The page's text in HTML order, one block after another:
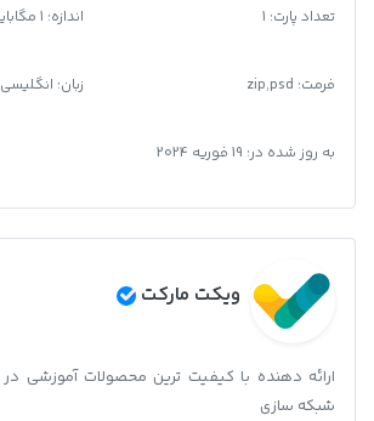
تعداد پارت: 1 اندازه: 1 مگابایت
فرمت:
zip,psd زبان: انگلیسی
به روز شده در: 19 فوریه 2024
ویکت مارکت
ارائه دهنده با کیفیت ترین محصولات آموزشی
شبکه سازی